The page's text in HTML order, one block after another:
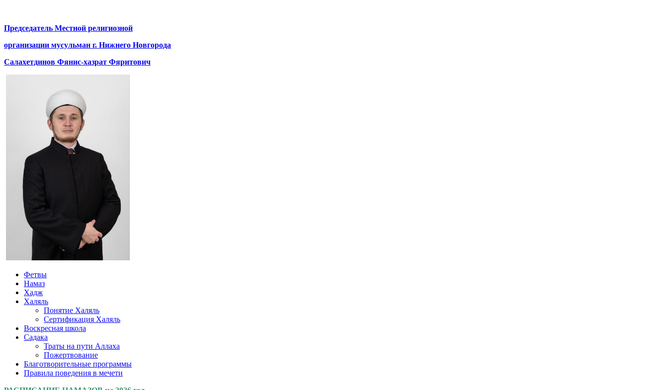
Председатель Местной религиозной
организации мусульман г. Нижнего Новгорода
Салахетдинов Фянис-хазрат Фяритович
Фетвы
Намаз
Хадж
Халяль
Понятие Халяль
Сертификация Халяль
Воскресная школа
Садака
Траты на пути Аллаха
Пожертвование
Благотворительные программы
Правила поведения в мечети